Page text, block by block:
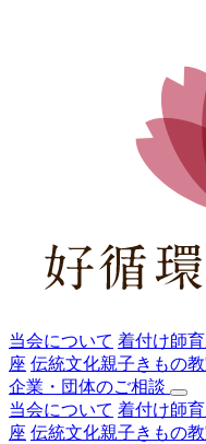
当会について 着付け師
座 伝統文化親子きもの
企業・団体のご相談
当会について 着付け師
座 伝統文化親子きもの